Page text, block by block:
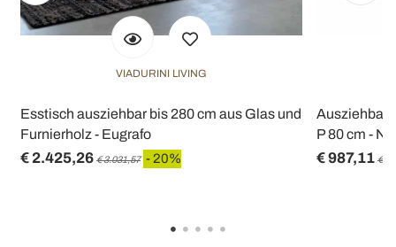
VIADURINI LIVING
Esstisch ausziehbar bis 280 cm aus Glas und
Furnierholz - Eugrafo
€ 2.425,26 € 3.031,57 - 20%
P 80 cm -
€ 987,11 €